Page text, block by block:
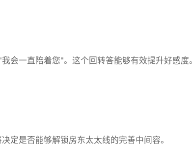
会一直陪着您"。这个回转答能够有效提升好感度。
定是否能够解锁房东太太线的完善中间容。